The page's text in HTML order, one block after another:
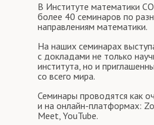
В Институте математики
более 40 семинаров по
направлениям математики.
На наших семинарах
с докладами не только
института, но и
со всего мира.
Семинары проводятся как
и на онлайн-платформах:
Meet, YouTube.